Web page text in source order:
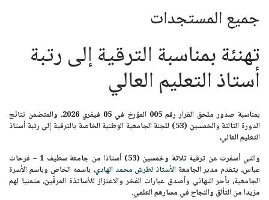
جميع المستجدات
تهنئة بمناسبة الترقية إلى رتبة
أستاذ التعليم العالي
بمناسبة صدور ملحق القرار رقم 005 المؤرخ في 05 فيفري 2026،
والمتضمن نتائج
الدورة الثالثة والخمسين (53) للجنة الجامعية الوطنية الخاصة بالترقية إلى
رتبة أستاذ
التعليم العالي،
والتي أسفرت عن ترقية ثلاثة وخمسين (53) أستاذا
من جامعة سطيف 1 – فرحات
عباس، يتقدم مدير الجامعة الأستاذ لطرش محمد الهادي، باسمه الخاص وباسم الأسرة
الجامعية، بأحر التهاني وأصدق عبارات الفخر والاعتزاز للأساتذة المرقّين، متمنيا لهم
مزيدا من التألق والنجاح في مسارهم العلمي.